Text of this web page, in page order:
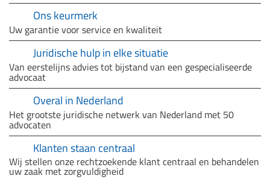
Ons keurmerk
Uw garantie voor service en kwaliteit
Juridische hulp in elke situatie
Van eerstelijns advies tot bijstand van een gespecialiseerde
advocaat
Overal in Nederland
Het grootste juridische netwerk van Nederland met 50
advocaten
Klanten staan centraal
Wij stellen onze rechtzoekende klant centraal en behandelen
uw zaak met zorgvuldigheid